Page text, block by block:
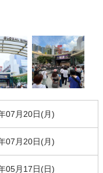
07月20日(月)
07月20日(月)
05月17日(日)